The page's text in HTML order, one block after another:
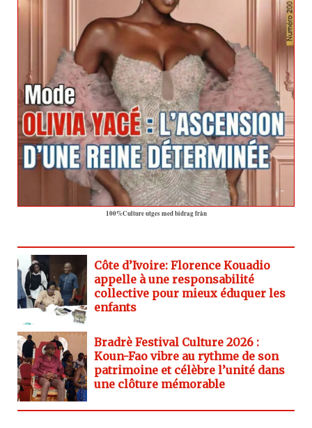
100%Culture utges med bidrag från
Côte d’Ivoire: Florence Kouadio
appelle à une responsabilité
collective pour mieux éduquer les
enfants
Bradrè Festival Culture 2026 :
Koun-Fao vibre au rythme de son
patrimoine et célèbre l’unité dans
une clôture mémorable